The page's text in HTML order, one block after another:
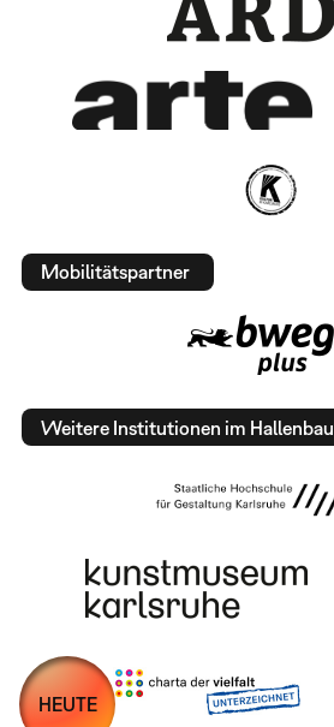
Mobilitätspartner
Weitere Institutionen im Hallenbau
HEUTE